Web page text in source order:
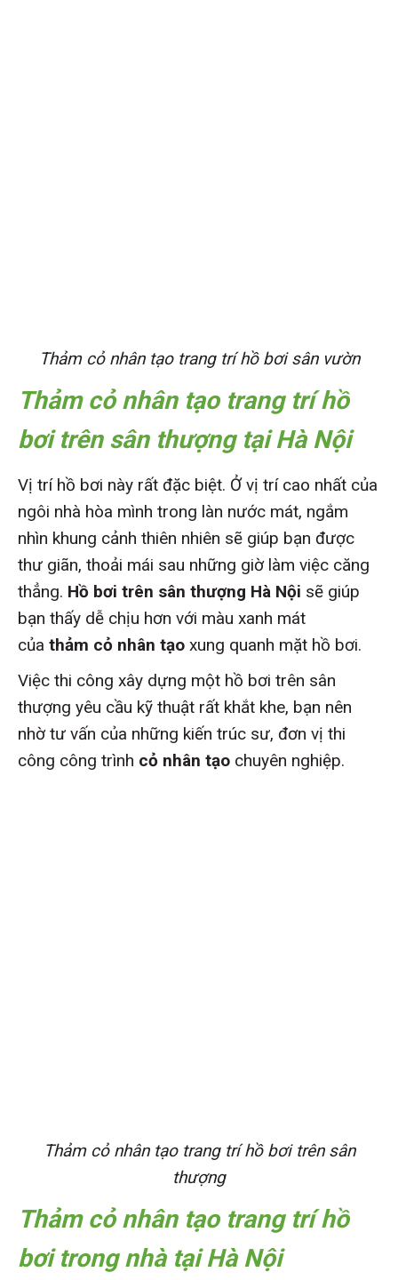
Thảm cỏ nhân tạo trang trí hồ bơi sân vườn
Thảm cỏ nhân tạo trang trí hồ
bơi trên sân thượng tại Hà Nội
Vị trí hồ bơi này rất đặc biệt. Ở vị trí cao nhất của
ngôi nhà hòa mình trong làn nước mát, ngắm
nhìn khung cảnh thiên nhiên sẽ giúp bạn được
thư giãn, thoải mái sau những giờ làm việc căng
thẳng. Hồ bơi trên sân thượng Hà Nội sẽ giúp
bạn thấy dễ chịu hơn với màu xanh mát
của thảm cỏ nhân tạo xung quanh mặt hồ bơi.
Việc thi công xây dựng một hồ bơi trên sân
thượng yêu cầu kỹ thuật rất khắt khe, bạn nên
nhờ tư vấn của những kiến trúc sư, đơn vị thi
công công trình cỏ nhân tạo chuyên nghiệp.
Thảm cỏ nhân tạo trang trí hồ bơi trên sân
thượng
Thảm cỏ nhân tạo trang trí hồ
bơi trong nhà tại Hà Nội